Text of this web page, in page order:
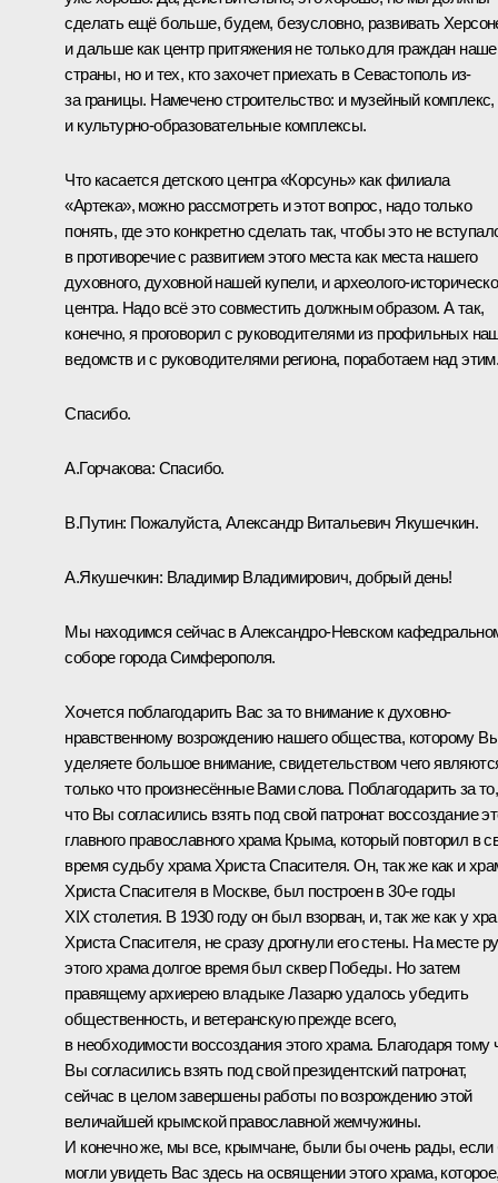
сделать ещё больше, будем, безусловно, развивать
и дальше как центр притяжения не только для граждан
страны, но и тех, кто захочет приехать в Севастополь из-
за границы. Намечено строительство: и музейный комплекс,
и культурно-образовательные комплексы.
Что касается детского центра «Корсунь» как филиала
«Артека», можно рассмотреть и этот вопрос, надо только
понять, где это конкретно сделать так, чтобы это не
в противоречие с развитием этого места как места нашего
духовного, духовной нашей купели, и археолого-
центра. Надо всё это совместить должным образом. А так,
конечно, я проговорил с руководителями из профильных
ведомств и с руководителями региона, поработаем над
Спасибо.
А.Горчакова: Спасибо.
В.Путин: Пожалуйста, Александр Витальевич Якушечкин.
А.Якушечкин: Владимир Владимирович, добрый день!
Мы находимся сейчас в Александро-Невском
соборе города Симферополя.
Хочется поблагодарить Вас за то внимание к духовно-
нравственному возрождению нашего общества, которому
уделяете большое внимание, свидетельством чего
только что произнесённые Вами слова. Поблагодарить за то,
что Вы согласились взять под свой патронат воссоздание
главного православного храма Крыма, который повторил в
время судьбу храма Христа Спасителя. Он, так же как и
Христа Спасителя в Москве, был построен в 30-е годы
XIX столетия. В 1930 году он был взорван, и, так же как у
Христа Спасителя, не сразу дрогнули его стены. На месте
этого храма долгое время был сквер Победы. Но затем
правящему архиерею владыке Лазарю удалось убедить
общественность, и ветеранскую прежде всего,
в необходимости воссоздания этого храма. Благодаря тому
Вы согласились взять под свой президентский патронат,
сейчас в целом завершены работы по возрождению этой
величайшей крымской православной жемчужины.
И конечно же, мы все, крымчане, были бы очень рады,
могли увидеть Вас здесь на освящении этого храма,